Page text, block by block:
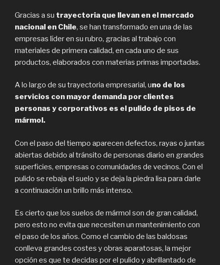
Gracias a su trayectoria que llevan en el mercado
nacional en Chile, se han transformado en una de las
empresas líder en su rubro, gracias al trabajo con
materiales de primera calidad, en cada uno de sus
productos, elaborados con materias primas importadas.
A lo largo de su trayectoria empresarial, uno de los
servicios con mayor demanda por clientes
personas y corporativos es el pulido de pisos de
mármol.
Con el paso del tiempo aparecen defectos, rayas o juntas
abiertas debido al tránsito de personas diario en grandes
superficies, empresas o comunidades de vecinos. Con el
pulido se rebaja el suelo y se deja la piedra lisa para darle
a continuación un brillo más intenso.
Es cierto que los suelos de mármol son de gran calidad,
pero esto no evita que necesiten un mantenimiento con
el paso de los años. Como el cambio de las baldosas
conlleva grandes costes y obras aparatosas, la mejor
opción es que te decidas por el pulido y abrillantado de